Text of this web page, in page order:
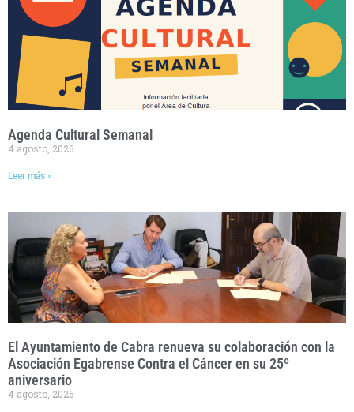
Agenda Cultural Semanal
4 agosto, 2026
Leer más »
El Ayuntamiento de Cabra renueva su colaboración con la
Asociación Egabrense Contra el Cáncer en su 25º
aniversario
4 agosto, 2026